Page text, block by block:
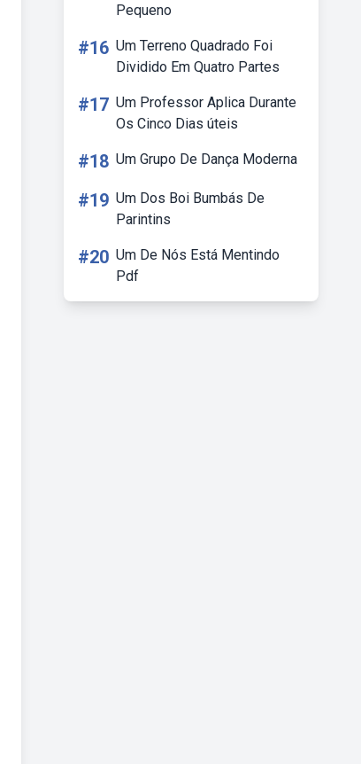
Pequeno
#16 Um Terreno Quadrado Foi
Dividido Em Quatro Partes
#17 Um Professor Aplica Durante
Os Cinco Dias úteis
#18 Um Grupo De Dança Moderna
#19 Um Dos Boi Bumbás De
Parintins
#20 Um De Nós Está Mentindo
Pdf